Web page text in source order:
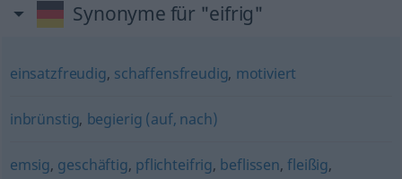
Synonyme für "eifrig"
einsatzfreudig, schaffensfreudig, motiviert
inbrünstig, begierig (auf, nach)
emsig, geschäftig, pflichteifrig, beflissen,fleißig,